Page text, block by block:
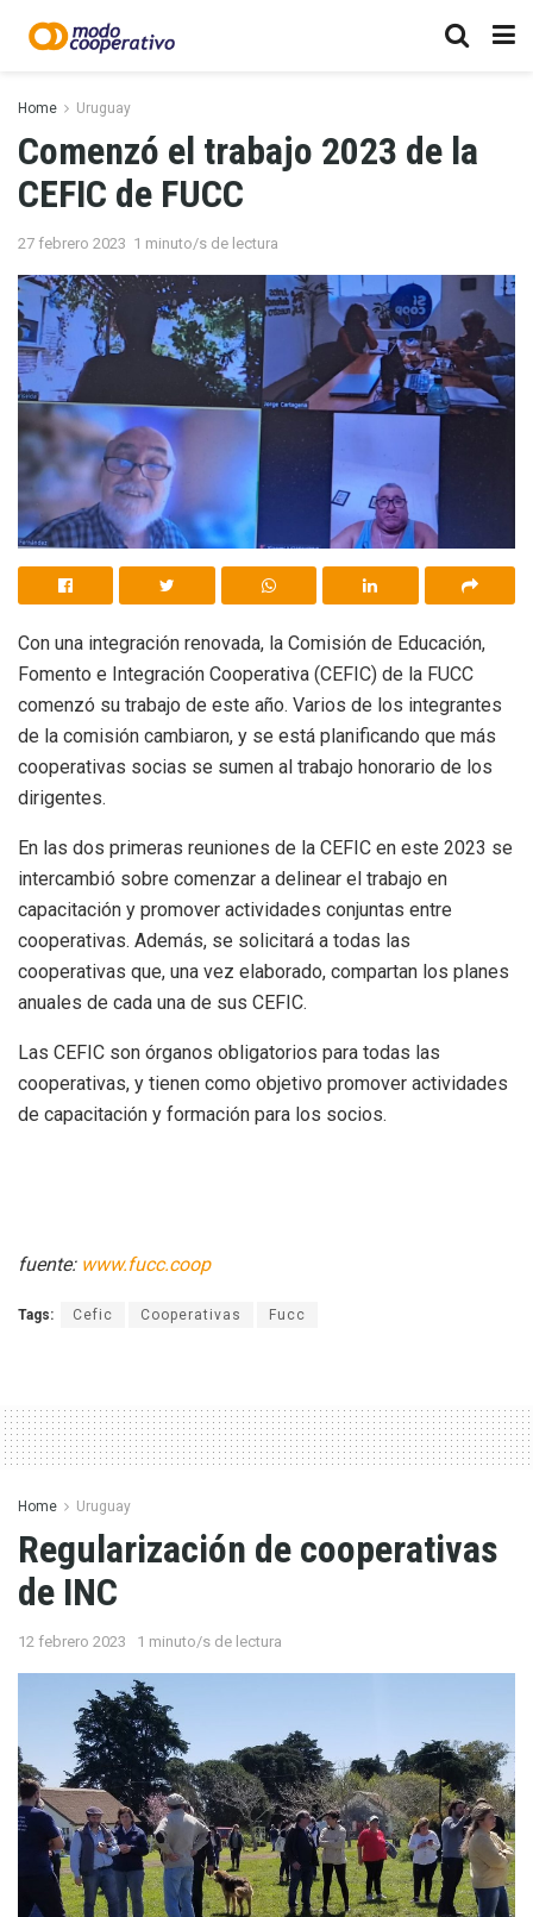
Home Uruguay
Comenzó el trabajo 2023 de la
CEFIC de FUCC
27 febrero 2023 1 minuto/s de lectura
Con una integración renovada, la Comisión de Educación,
Fomento e Integración Cooperativa (CEFIC) de la FUCC
comenzó su trabajo de este año. Varios de los integrantes
de la comisión cambiaron, y se está planificando que más
cooperativas socias se sumen al trabajo honorario de los
dirigentes.
En las dos primeras reuniones de la CEFIC en este 2023 se
intercambió sobre comenzar a delinear el trabajo en
capacitación y promover actividades conjuntas entre
cooperativas. Además, se solicitará a todas las
cooperativas que, una vez elaborado, compartan los planes
anuales de cada una de sus CEFIC.
Las CEFIC son órganos obligatorios para todas las
cooperativas, y tienen como objetivo promover actividades
de capacitación y formación para los socios.
fuente: www.fucc.coop
Tags: Cefic Cooperativas Fucc
Home Uruguay
Regularización de cooperativas
de INC
12 febrero 2023 1 minuto/s de lectura